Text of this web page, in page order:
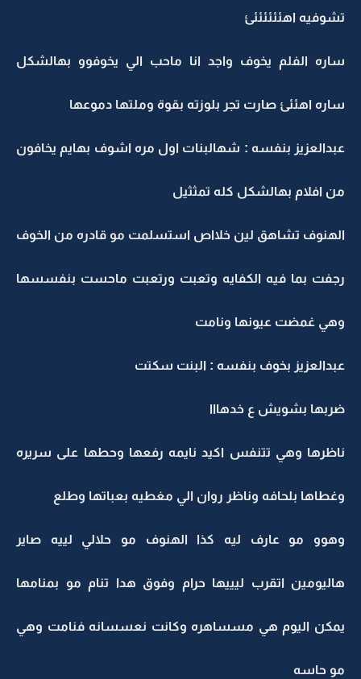
تشوفيه اهئئئئئئئ
ساره الفلم يخوف واجد انا ماحب الي يخوفوو بهالشكل
ساره اهئئئ صارت تجر بلوزته بقوة وملتها دموعها
عبدالعزيز بنفسه : شهالبنات اول مره اشوف بهايم يخافون
من افلام بهالشكل كله تمثثيل
الهنوف تشاهق لين خلااص استسلمت مو قادره من الخوف
رجفت بما فيه الكفايه وتعبت ورتعبت ماحست بنفسسها
وهي غمضت عيونها ونامت
عبدالعزيز بخوف بنفسه : البنت سكتت
ضربها بشويش ع خدهااا
ناظرها وهي تتنفس اكيد نايمه رفعها وحطها على سريره
وغطاها بلحافه وناظر روان الي مغطيه بعباتها وطلع
وهوو مو عارف ليه كذا الهنوف مو حلالي لييه صاير
هاليومين اتقرب ليييها حرام وفوق هدا تنام مو بمنامها
يمكن اليوم هي مسساهره وكانت نعسسانه فنامت وهي
مو حاسه